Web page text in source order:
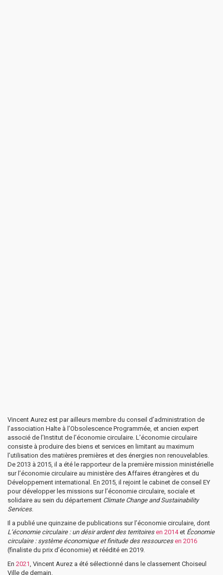
Vincent Aurez est par ailleurs membre du conseil d’administration de
l’association Halte à l’Obsolescence Programmée, et ancien expert
associé de l’Institut de l’économie circulaire. L’économie circulaire
consiste à produire des biens et services en limitant au maximum
l’utilisation des matières premières et des énergies non renouvelables.
De 2013 à 2015, il a été le rapporteur de la première mission ministérielle
sur l’économie circulaire au ministère des Affaires étrangères et du
Développement international. En 2015, il rejoint le cabinet de conseil EY
pour développer les missions sur l’économie circulaire, sociale et
solidaire au sein du département Climate Change and Sustainability
Services.
Il a publié une quinzaine de publications sur l’économie circulaire, dont
L’économie circulaire : un désir ardent des territoires en 2014et Économie
circulaire : système économique et finitude des ressources en 2016
(finaliste du prix d’économie) et réédité en 2019.
En 2021 , Vincent Aurez a été sélectionné dans le classement Choiseul
Ville de demain.